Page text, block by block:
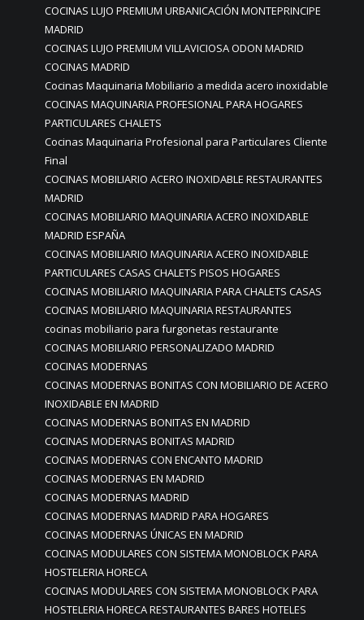
COCINAS LUJO PREMIUM URBANICACIÓN MONTEPRINCIPE
MADRID
COCINAS LUJO PREMIUM VILLAVICIOSA ODON MADRID
COCINAS MADRID
Cocinas Maquinaria Mobiliario a medida acero inoxidable
COCINAS MAQUINARIA PROFESIONAL PARA HOGARES
PARTICULARES CHALETS
Cocinas Maquinaria Profesional para Particulares Cliente
Final
COCINAS MOBILIARIO ACERO INOXIDABLE RESTAURANTES
MADRID
COCINAS MOBILIARIO MAQUINARIA ACERO INOXIDABLE
MADRID ESPAÑA
COCINAS MOBILIARIO MAQUINARIA ACERO INOXIDABLE
PARTICULARES CASAS CHALETS PISOS HOGARES
COCINAS MOBILIARIO MAQUINARIA PARA CHALETS CASAS
COCINAS MOBILIARIO MAQUINARIA RESTAURANTES
cocinas mobiliario para furgonetas restaurante
COCINAS MOBILIARIO PERSONALIZADO MADRID
COCINAS MODERNAS
COCINAS MODERNAS BONITAS CON MOBILIARIO DE ACERO
INOXIDABLE EN MADRID
COCINAS MODERNAS BONITAS EN MADRID
COCINAS MODERNAS BONITAS MADRID
COCINAS MODERNAS CON ENCANTO MADRID
COCINAS MODERNAS EN MADRID
COCINAS MODERNAS MADRID
COCINAS MODERNAS MADRID PARA HOGARES
COCINAS MODERNAS ÚNICAS EN MADRID
COCINAS MODULARES CON SISTEMA MONOBLOCK PARA
HOSTELERIA HORECA
COCINAS MODULARES CON SISTEMA MONOBLOCK PARA
HOSTELERIA HORECA RESTAURANTES BARES HOTELES